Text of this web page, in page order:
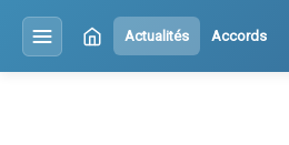
Actualités Accords